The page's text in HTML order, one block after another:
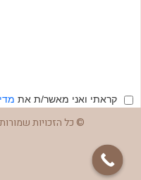
קראתי ואני מאשר/ת את
© כל הזכויות